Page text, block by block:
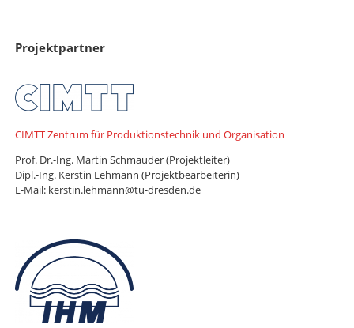
Projektpartner
CIMTT Zentrum für Produktionstechnik und Organisation
Prof. Dr.-Ing. Martin Schmauder (Projektleiter)
Dipl.-Ing. Kerstin Lehmann (Projektbearbeiterin)
E-Mail: kerstin.lehmann@tu-dresden.de